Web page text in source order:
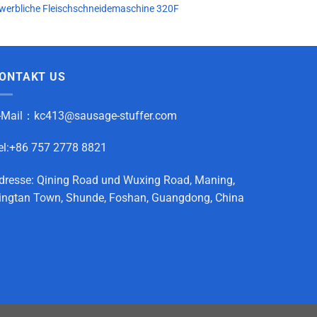
Fleischschneidemaschine 320F
US
： kc413@sausage-stuffer.com
757 2778 8821
Qining Road und Wuxing Road, Maning,
Town, Shunde, Foshan, Guangdong, China